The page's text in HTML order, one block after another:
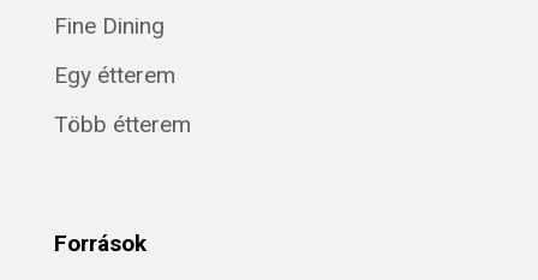
Fine Dining
Egy étterem
Több étterem
Források